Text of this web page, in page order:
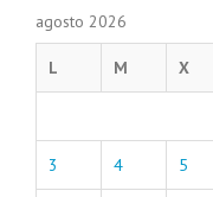
agosto 2026
L M X
3 4 5